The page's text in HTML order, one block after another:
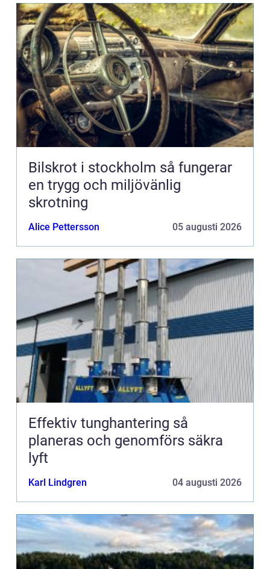
Bilskrot i stockholm så fungerar
en trygg och miljövänlig
skrotning
Alice Pettersson 05 augusti 2026
Effektiv tunghantering så
planeras och genomförs säkra
lyft
Karl Lindgren 04 augusti 2026